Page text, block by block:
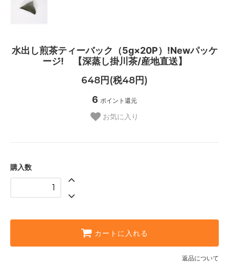
水出し煎茶ティーバック（5g×20P）!Newパッケ
ージ! 【深蒸し掛川茶/産地直送】
648円(税48円)
6 ポイント還元
お気に入り
購入数
カートに入れる
返品について